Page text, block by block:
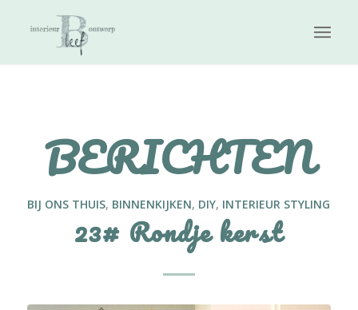
BERICHTEN
BIJ ONS THUIS, BINNENKIJKEN, DIY, INTERIEUR STYLING
23# Rondje kerst